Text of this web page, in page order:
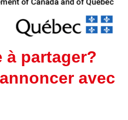
à partager?
avec